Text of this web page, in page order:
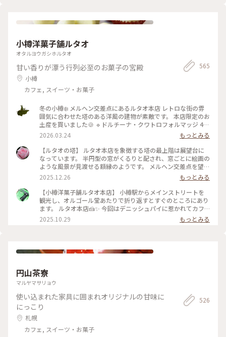
小樽洋菓子舗ルタオ
オタルヨウガシホルタオ
甘い香りが漂う行列必至のお菓子の宮殿
小樽
カフェ, スイーツ・お菓子
565
冬の小樽❄️ メルヘン交差点にあるルタオ本店 レトロな街の雰
囲気に合わせた塔のある洋風の建物が素敵です。 本店限定のお
土産を買いました🍪 🔹ドルチーナ・クワトロフォルマッジ 4種
のチーズとはちみつを練り込んだ生地に つぶつぶチーズを閉
じ込めたザクザク食感のクッキー 🔹ルボンフィナンシェ コク
のあるバターの風味にバニラの香り、焼き立てならではのサク
ッとした食感がとっても美味しい 2024年秋にオープンした運
河プラザ店（4枚目） ルタオ初のバーやカフェも併設されてい
2025.1.27撮影 #ことりっぷ北海道 #小樽 #レトロな街 #冬の北
海道 #雪の散策路 #限定スイーツ #おみやげ図鑑 #ルタオ #おや
つ時間
2026.03.24
もっとみる
【ルタオの塔】 ルタオ本店を象徴する塔の最上階は展望台に
なっています。 半円型の窓がくるりと配され、窓ごとに絵画の
ような風景が見渡せる額縁のようです。 メルヘン交差点を望む
窓からはノスタルジックな光景、小樽の山なみ、そして海。一
周でいろんな小樽の風景を楽しむ贅沢。 私のお気に入りは、
海が見える窓。 小樽の青い海と青い空が思い出になりまし
た。 展望台への螺旋階段も素敵。壁を飾るのは、ルタオの歴
史を物語るフォトやイラストでした。 誰でも自由に立ち寄れ
る、というのもうれしいですね♪ 1Fには見たこと聞いたこと
食べたことのあるルタオスイーツが並ぶショップ。 2Fには、
2025.12.26
もっとみる
【小樽洋菓子舗ルタオ本店】 小樽駅からメインストリートを
観光し、オルゴール堂あたりで折り返すとすぐのところにあり
ます。 ルタオ本店🍰✨ 今回はデニッシュパイに惹かれてカフ
ェ利用☕️ 冷めてもパリパリなデニッシュパイ、アップルパイは
思ったよりあっさりとしていて重くなく軽々食べられます🍎🍏
ドリンクもコーヒーだけでなく美瑛の牛乳やショコラミルク、
した。 １つからテイクアウトも可能なので食べ歩きに良さそ
う。 #北海道グルメ #小樽グルメ #小樽カフェ #小樽といった
張メロンソーダ #人気店 #パイ
2025.10.29 もっとみる
円山茶寮
マルヤマサリョウ
使い込まれた家具に囲まれオリジナルの甘味に
にっこり
札幌
カフェ, スイーツ・お菓子
526